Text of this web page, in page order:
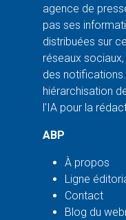
agence de
pas ses
distribuées sur
réseaux
des
hiérarchisation
l'IA pour la
ABP
À propos
Ligne
Contact
Blog du